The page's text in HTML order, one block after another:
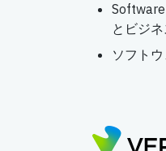
とビジ
ソフト